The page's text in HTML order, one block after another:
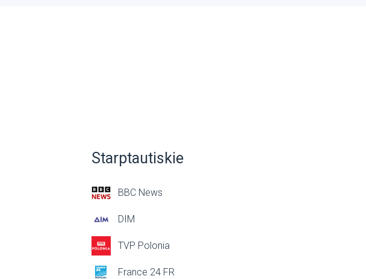
Starptautiskie
BBC News
DIM
TVP Polonia
France 24 FR